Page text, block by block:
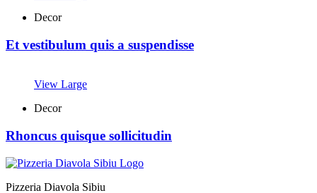
Decor
Et vestibulum quis a suspendisse
View Large
Decor
Rhoncus quisque sollicitudin
Pizzeria Diavola Sibiu